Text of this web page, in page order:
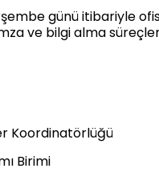
günü itibariyle
ve bilgi alma
Koordinatörlüğü
Birimi